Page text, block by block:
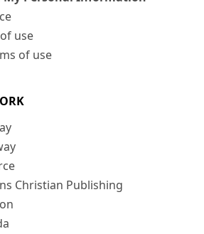
use
of use
Christian Publishing